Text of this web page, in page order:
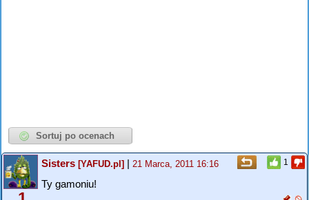
1
Sisters [YAFUD.pl] | 21 Marca, 2011 16:16
Ty gamoniu!